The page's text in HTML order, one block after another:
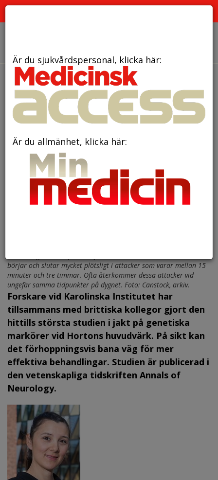
den 16 juli 2021
Ny genetisk kunskap
om Hortons huvudvärk
börjar och slutar mycket plötsligt i attacker som varar mellan 15
minuter och tre timmar. Ofta återkommer dessa attacker vid
ungefär samma tidpunkter på dygnet. Foto: Canstock, arkiv.
Forskare vid Karolinska Institutet har
tillsammans med brittiska kollegor gjort den
hittills största studien i jakt på genetiska
markörer vid Hortons huvudvärk. På sikt kan
det förhoppningsvis bana väg för mer
effektiva behandlingar. Studien är publicerad i
den vetenskapliga tidskriften Annals of
Neurology.
Är du sjukvårdspersonal, klicka här:
Är du allmänhet, klicka här: